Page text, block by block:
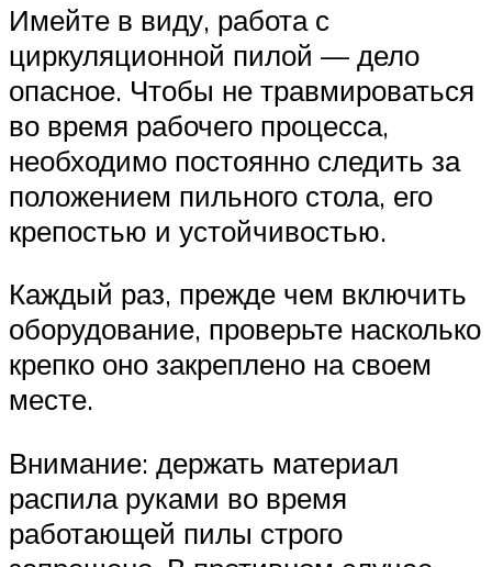
Имейте в виду, работа с
циркуляционной пилой — дело
опасное. Чтобы не травмироваться
во время рабочего процесса,
необходимо постоянно следить за
положением пильного стола, его
крепостью и устойчивостью.
Каждый раз, прежде чем включить
оборудование, проверьте насколько
крепко оно закреплено на своем
месте.
Внимание: держать материал
распила руками во время
работающей пилы строго